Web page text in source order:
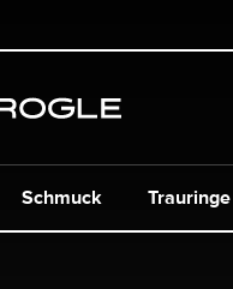
Schmuck Trauringe